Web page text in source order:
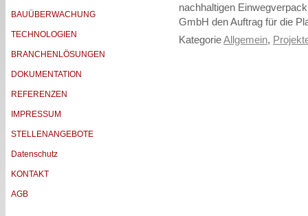
BAUÜBERWACHUNG
TECHNOLOGIEN
BRANCHENLÖSUNGEN
DOKUMENTATION
REFERENZEN
IMPRESSUM
STELLENANGEBOTE
Datenschutz
KONTAKT
AGB
nachhaltigen
GmbH den Auftrag für die
KategorieAllgemein,